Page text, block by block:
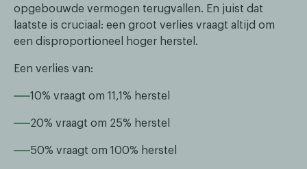
opgebouwde vermogen terugvallen. En juist dat
laatste is cruciaal: een groot verlies vraagt altijd om
een disproportioneel hoger herstel.
Een verlies van:
10% vraagt om 11,1% herstel
20% vraagt om 25% herstel
50% vraagt om 100% herstel